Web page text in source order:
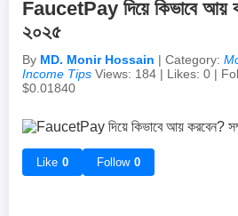
Self-Publishing / eBooks
Random Thoughts
Off-topic Threads
Campus Life
Peer Discussions
Achievements & Milestones
Failures & Comebacks
FaucetPay দিয়ে কিভাবে আয়
২০২৫
By MD. Monir Hossain | Category:
Income Tips Views: 184 | Likes: 0 |
$0.01840
Like 0 Follow 0